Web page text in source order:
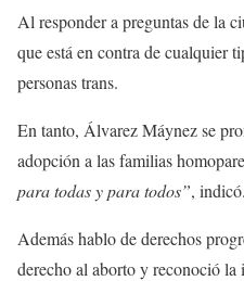
Al responder a preguntas de la
que está en contra de cualquier
personas trans.
En tanto, Álvarez Máynez se
adopción a las familias
para todas y para todos”, indicó.
Además hablo de derechos
derecho al aborto y reconoció